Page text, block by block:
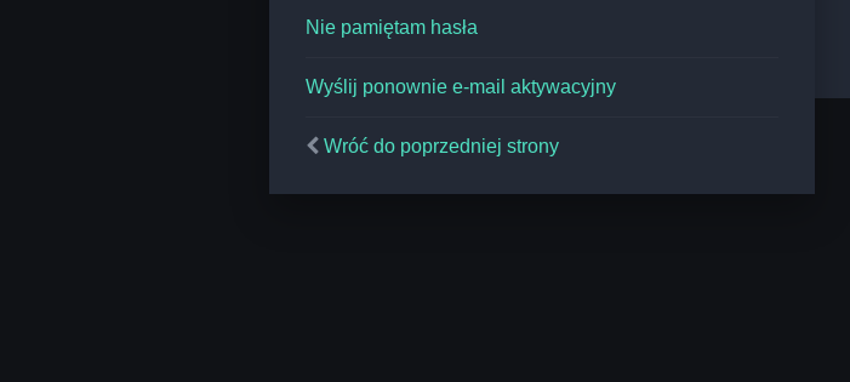
Nie pamiętam hasła
Wyślij ponownie e-mail aktywacyjny
Wróć do poprzedniej strony